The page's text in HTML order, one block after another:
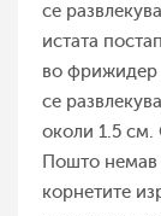
се
истата
во фрижидер
се
околи 1.5 см.
Пошто немав
корнетите